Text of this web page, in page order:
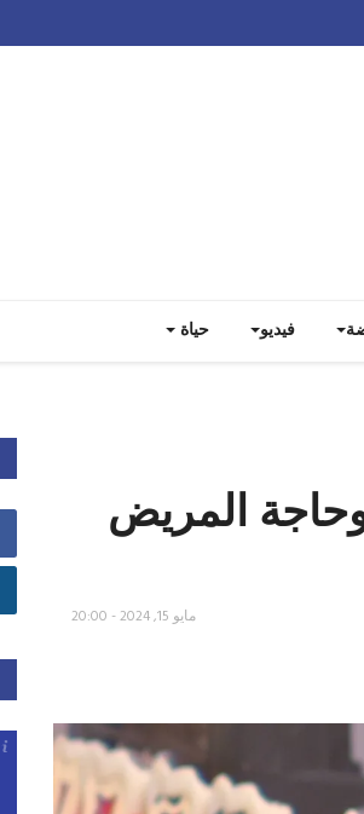
فيديو حياة
وحاجة المريض
مايو 15, 2024 - 20:00